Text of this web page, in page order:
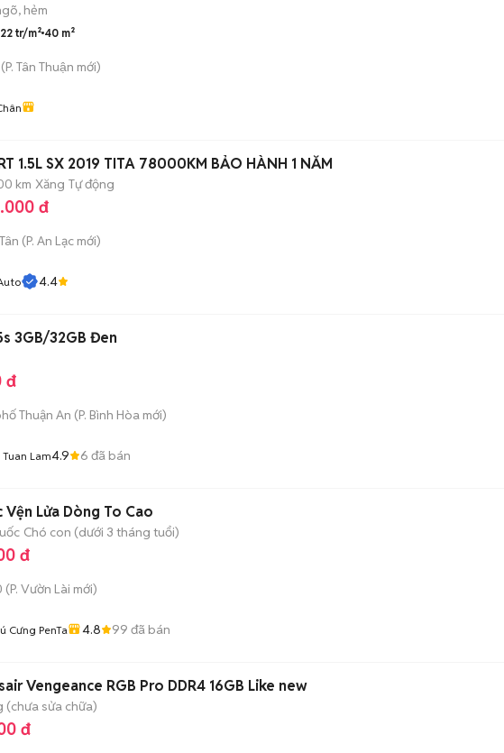
hẻm
tr/m² 40 m²
(P. Tân Thuận mới)
1.5L SX 2019 TITA 78000KM BẢO HÀNH 1 NĂM
km Xăng Tự động
đ
(P. An Lạc mới)
4.4
3GB/32GB Đen
đ
Thuận An (P. Bình Hòa mới)
Lam4.9 6 đã bán
Vện Lửa Dòng To Cao
Chó con (dưới 3 tháng tuổi)
đ
(P. Vườn Lài mới)
Cưng PenTa 4.8 99 đã bán
Vengeance RGB Pro DDR4 16GB Like new
(chưa sửa chữa)
đ